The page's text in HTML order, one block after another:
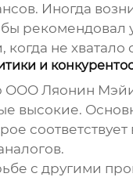
Иногда
когда не
и
Ляонин
высокие.
с другими